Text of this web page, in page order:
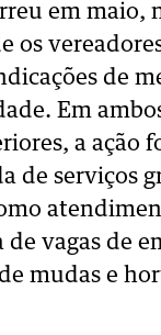
em maio,
os
de
Em
a ação
de serviços
de vagas de
mudas e